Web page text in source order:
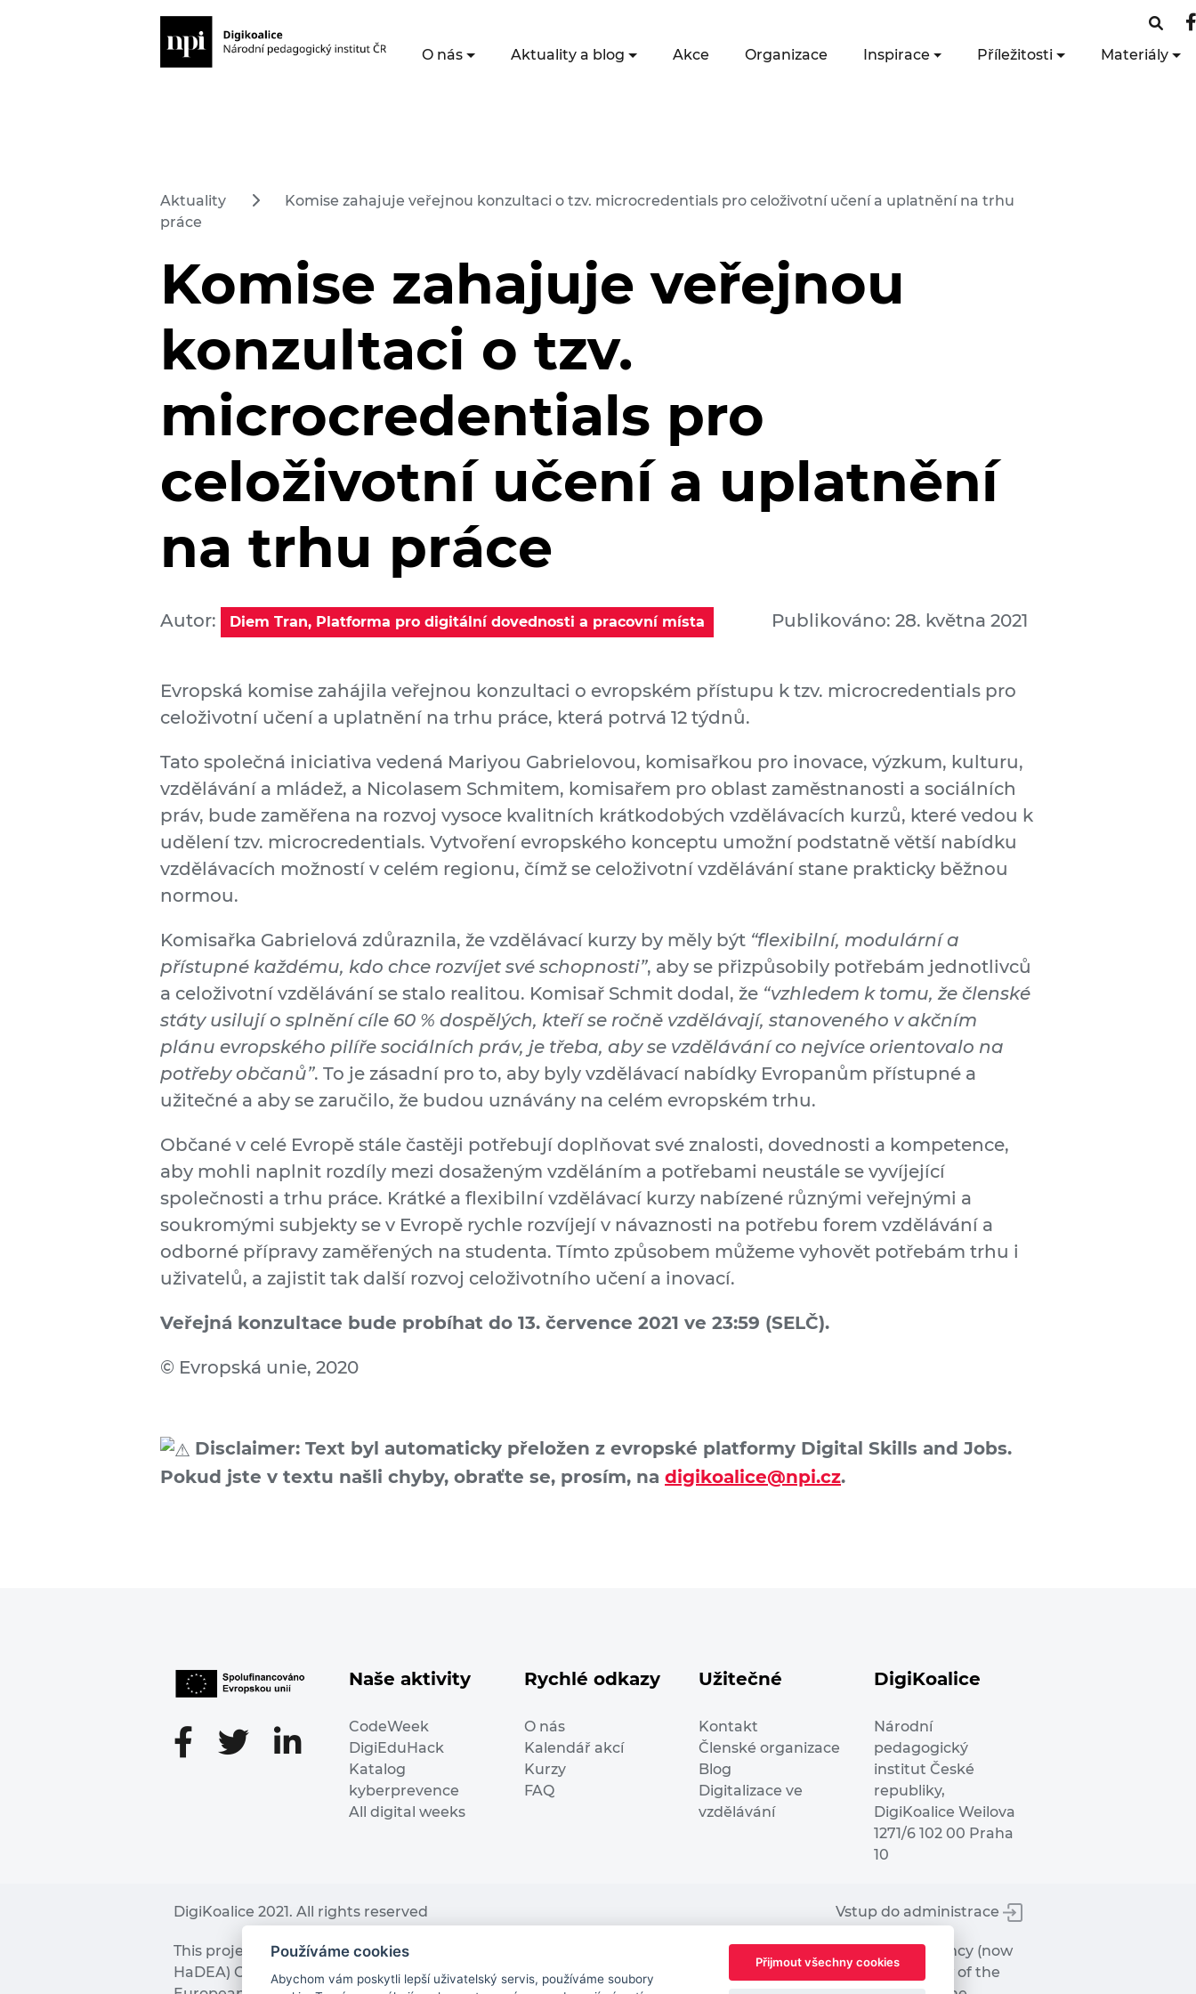
O nás Aktuality a blog Akce Organizace Inspirace Příležitosti Materiály
Aktuality
Komise zahajuje veřejnou konzultaci o tzv. microcredentials pro celoživotní učení a uplatnění na trhu
práce
Komise zahajuje veřejnou
konzultaci o tzv.
microcredentials pro
celoživotní učení a uplatnění
na trhu práce
Autor: Diem Tran, Platforma pro digitální dovednosti a pracovní místa Publikováno: 28. května 2021
Evropská komise zahájila veřejnou konzultaci o evropském přístupu k tzv. microcredentials pro
celoživotní učení a uplatnění na trhu práce, která potrvá 12 týdnů.
Tato společná iniciativa vedená Mariyou Gabrielovou, komisařkou pro inovace, výzkum, kulturu,
vzdělávání a mládež, a Nicolasem Schmitem, komisařem pro oblast zaměstnanosti a sociálních
práv, bude zaměřena na rozvoj vysoce kvalitních krátkodobých vzdělávacích kurzů, které vedou k
udělení tzv. microcredentials. Vytvoření evropského konceptu umožní podstatně větší nabídku
vzdělávacích možností v celém regionu, čímž se celoživotní vzdělávání stane prakticky běžnou
normou.
Komisařka Gabrielová zdůraznila, že vzdělávací kurzy by měly být “flexibilní, modulární a
přístupné každému, kdo chce rozvíjet své schopnosti”, aby se přizpůsobily potřebám jednotlivců
a celoživotní vzdělávání se stalo realitou. Komisař Schmit dodal, že “vzhledem k tomu, že členské
státy usilují o splnění cíle 60 % dospělých, kteří se ročně vzdělávají, stanoveného v akčním
plánu evropského pilíře sociálních práv, je třeba, aby se vzdělávání co nejvíce orientovalo na
potřeby občanů”. To je zásadní pro to, aby byly vzdělávací nabídky Evropanům přístupné a
užitečné a aby se zaručilo, že budou uznávány na celém evropském trhu.
Občané v celé Evropě stále častěji potřebují doplňovat své znalosti, dovednosti a kompetence,
aby mohli naplnit rozdíly mezi dosaženým vzděláním a potřebami neustále se vyvíjející
společnosti a trhu práce. Krátké a flexibilní vzdělávací kurzy nabízené různými veřejnými a
soukromými subjekty se v Evropě rychle rozvíjejí v návaznosti na potřebu forem vzdělávání a
odborné přípravy zaměřených na studenta. Tímto způsobem můžeme vyhovět potřebám trhu i
uživatelů, a zajistit tak další rozvoj celoživotního učení a inovací.
Veřejná konzultace bude probíhat do 13. července 2021 ve 23:59 (SELČ).
© Evropská unie, 2020
Disclaimer: Text byl automaticky přeložen z evropské platformy Digital Skills and Jobs.
Pokud jste v textu našli chyby, obraťte se, prosím, na digikoalice@npi.cz.
Naše aktivity
CodeWeek
DigiEduHack
Katalog
kyberprevence
All digital weeks
Rychlé odkazy
O nás
Kalendář akcí
Kurzy
FAQ
Užitečné
Kontakt
Členské organizace
Blog
Digitalizace ve
vzdělávání
DigiKoalice
Národní
pedagogický
institut České
republiky,
DigiKoalice Weilova
1271/6 102 00 Praha
10
DigiKoalice 2021. All rights reserved Vstup do administrace
This project has received funding from the European Commission Innovation and Networks Executive Agency (now
HaDEA) CEF TELECOM Calls 2019. This website reflects only the author’s view. It does not represent the view of the
Používáme cookies
Abychom vám poskytli lepší uživatelský servis, používáme soubory
Přijmout všechny cookies